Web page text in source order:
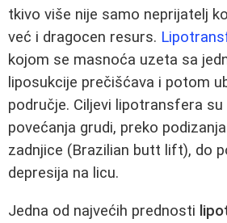
tkivo više nije samo neprijatelj
već i dragocen resurs.
kojom se masnoća uzeta sa
liposukcije prečišćava i potom
područje. Ciljevi lipotransfera
povećanja grudi, preko
zadnjice (Brazilian butt lift), do
depresija na licu.
Jedna od najvećih prednosti